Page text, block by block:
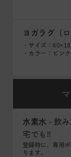
ヨガラグ （
・サイズ：
・カラー：ピン
水素水 - 飲
宅でも!!
登録時に、専用
ります。